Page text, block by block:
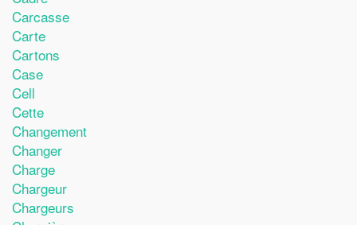
Carcasse
Carte
Cartons
Case
Cell
Cette
Changement
Changer
Charge
Chargeur
Chargeurs